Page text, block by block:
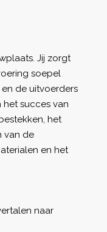
Jij zorgt
soepel
de uitvoerders
succes van
het
van de
en het
naar